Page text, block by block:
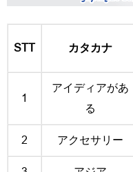
STT カタカナ
1
アイディアがあ
る
2 アクセサリー